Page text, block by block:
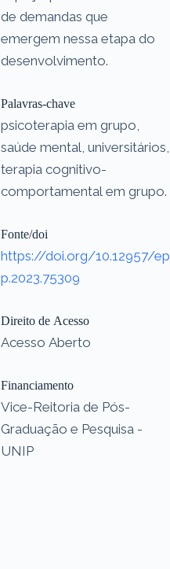
de demandas que
emergem nessa etapa do
desenvolvimento.
Palavras-chave
psicoterapia em grupo,
saúde mental, universitários,
terapia cognitivo-
comportamental em grupo.
Fonte/doi
https://doi.org/10.12957/ep
p.2023.75309
Direito de Acesso
Acesso Aberto
Financiamento
Vice-Reitoria de Pós-
Graduação e Pesquisa -
UNIP